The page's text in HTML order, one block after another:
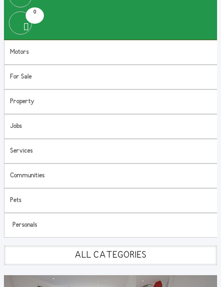
0
Motors
For Sale
Property
Jobs
Services
Communities
Pets
Personals
ALL CATEGORIES